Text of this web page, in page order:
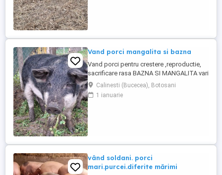
Vand porci mangalita si bazna
Vand porci pentru crestere ,reproductie,
sacrificare rasa BAZNA SI MANGALITA
blonda,rosie si burta de randunica Pentru mai
multe detalii ma gasiti la telefon
Calinesti (Bucecea), Botosani
1 ianuarie
vând soldani. porci
mari.purcei.diferite mărimi